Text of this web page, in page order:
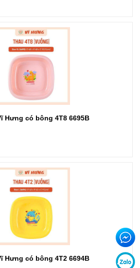
Hưng có bông 4T8 6695B
Hưng có bông 4T2 6694B